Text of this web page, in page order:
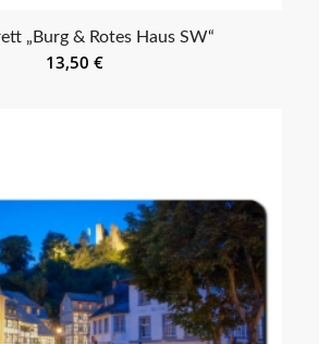
„Burg & Rotes Haus SW“
13,50€